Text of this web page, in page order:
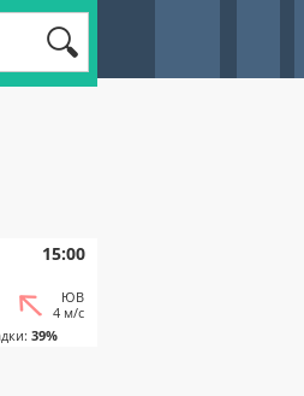
15:00
ЮВ
4 м/с
39%